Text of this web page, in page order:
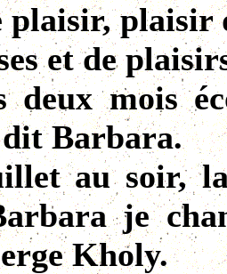
plaisir, plaisir
et de
deux mois
dit Barbara.
au soir,
je
Kholy.